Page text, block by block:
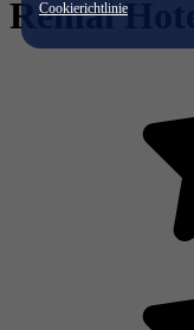
Cookierichtlinie
Remal Hotel